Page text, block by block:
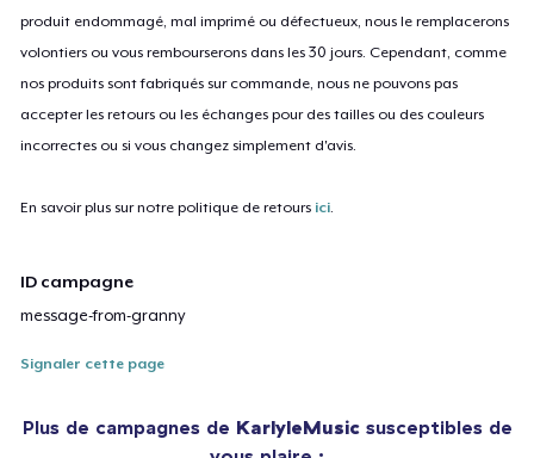
produit endommagé, mal imprimé ou défectueux, nous le remplacerons
volontiers ou vous rembourserons dans les 30 jours. Cependant, comme
nos produits sont fabriqués sur commande, nous ne pouvons pas
accepter les retours ou les échanges pour des tailles ou des couleurs
incorrectes ou si vous changez simplement d'avis.
En savoir plus sur notre politique de retours ici
ID campagne
message-from-granny
Signaler cette page
Plus de campagnes de KarlyleMusicsusceptibles de